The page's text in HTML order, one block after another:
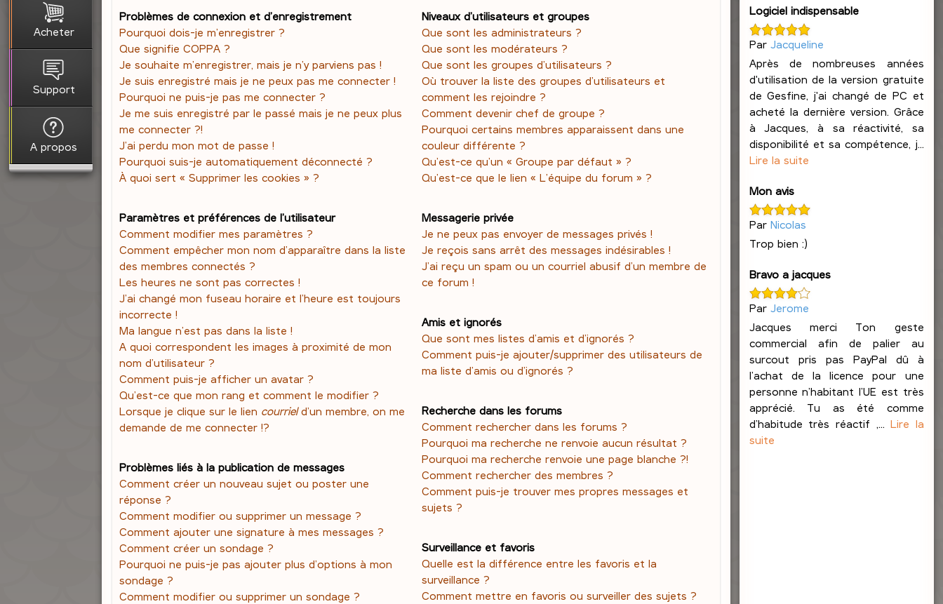
Acheter
Support
A propos
Problèmes de connexion et d’enregistrement
Pourquoi dois-je m’enregistrer ?
Que signifie COPPA ?
Je souhaite m’enregistrer, mais je n’y parviens pas !
Je suis enregistré mais je ne peux pas me connecter !
Pourquoi ne puis-je pas me connecter ?
Je me suis enregistré par le passé mais je ne peux plus
me connecter ?!
J’ai perdu mon mot de passe !
Pourquoi suis-je automatiquement déconnecté ?
À quoi sert « Supprimer les cookies » ?
Paramètres et préférences de l’utilisateur
Comment modifier mes paramètres ?
Comment empêcher mon nom d’apparaître dans la liste
des membres connectés ?
Les heures ne sont pas correctes !
J’ai changé mon fuseau horaire et l’heure est toujours
incorrecte !
Ma langue n’est pas dans la liste !
A quoi correspondent les images à proximité de mon
nom d’utilisateur ?
Comment puis-je afficher un avatar ?
Qu’est-ce que mon rang et comment le modifier ?
Lorsque je clique sur le lien courrield’un membre, on me
demande de me connecter !?
Problèmes liés à la publication de messages
Comment créer un nouveau sujet ou poster une
réponse ?
Comment modifier ou supprimer un message ?
Comment ajouter une signature à mes messages ?
Comment créer un sondage ?
Pourquoi ne puis-je pas ajouter plus d’options à mon
sondage ?
Comment modifier ou supprimer un sondage ?
Niveaux d’utilisateurs et groupes
Que sont les administrateurs ?
Que sont les modérateurs ?
Que sont les groupes d’utilisateurs ?
Où trouver la liste des groupes d’utilisateurs et
comment les rejoindre ?
Comment devenir chef de groupe ?
Pourquoi certains membres apparaissent dans une
couleur différente ?
Qu’est-ce qu’un « Groupe par défaut » ?
Qu’est-ce que le lien « L’équipe du forum » ?
Messagerie privée
Je ne peux pas envoyer de messages privés !
Je reçois sans arrêt des messages indésirables !
J’ai reçu un spam ou un courriel abusif d’un membre de
ce forum !
Amis et ignorés
Que sont mes listes d’amis et d’ignorés ?
Comment puis-je ajouter/supprimer des utilisateurs de
ma liste d’amis ou d’ignorés ?
Recherche dans les forums
Comment rechercher dans les forums ?
Pourquoi ma recherche ne renvoie aucun résultat ?
Pourquoi ma recherche renvoie une page blanche ?!
Comment rechercher des membres ?
Comment puis-je trouver mes propres messages et
sujets ?
Surveillance et favoris
Quelle est la différence entre les favoris et la
surveillance ?
Comment mettre en favoris ou surveiller des sujets ?
Logiciel indispensable
Par Jacqueline
Après de nombreuses années
d'utilisation de la version gratuite
de Gesfine, j'ai changé de PC et
acheté la dernière version. Grâce
à Jacques, à sa réactivité, sa
disponibilité et sa compétence, j...
Lire la suite
Mon avis
Par Nicolas
Trop bien :)
Bravo a jacques
Par Jerome
Jacques merci Ton geste
commercial afin de palier au
surcout pris pas PayPal dû à
l’achat de la licence pour une
personne n’habitant l’UE est très
apprécié. Tu as été comme
d’habitude très réactif ,...Lire la
suite